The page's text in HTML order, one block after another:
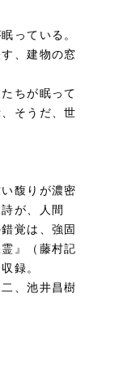
っている。
、建物の窓
ちが眠って
そうだ、世
馥りが濃密
が、人間
覚は、強固
』（藤村記
録。
、池井昌樹